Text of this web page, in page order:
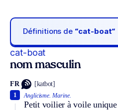
Définitions de “cat-boat“
cat-boat
nom masculin
FR [katbot]
Anglicisme. Marine.
Petit voilier à voile
1